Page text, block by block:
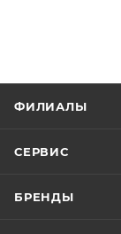
ФИЛИАЛЫ
СЕРВИС
БРЕНДЫ